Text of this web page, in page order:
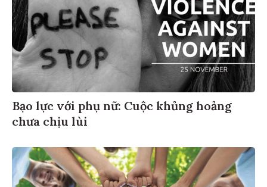
Bạo lực với phụ nữ: Cuộc khủng hoảng
chưa chịu lùi